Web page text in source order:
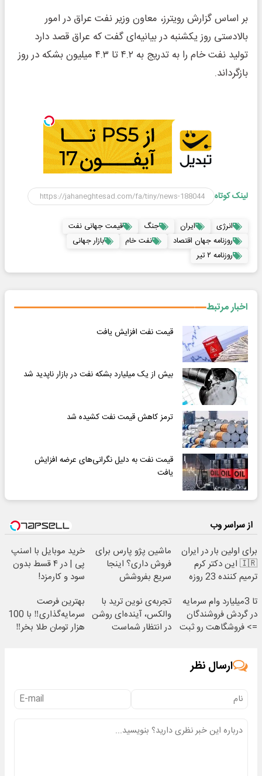
بر اساس گزارش رویترز، معاون وزیر نفت عراق در امور
بالادستی روز یکشنبه در بیانیه‌ای گفت که عراق قصد دارد
تولید نفت خام را به تدریج به ۴.۲ تا ۴.۳ میلیون بشکه در روز
بازگرداند.
لینک کوتاه
انرژی ایران جنگ
قیمت جهانی نفت
روزنامه جهان اقتصاد
نفت خام
بازار جهانی
روزنامه ۲ تیر
اخبار مرتبط
قیمت نفت افزایش یافت
بیش از یک میلیارد بشکه نفت در بازار ناپدید شد
ترمز کاهش قیمت نفت کشیده شد
قیمت نفت به دلیل نگرانی‌های عرضه افزایش
یافت
از سراسر وب
برای اولین بار در ایران
🇮🇷 این دکتر کرم
ترمیم کننده 23 روزه
ماشین پژو پارس برای
فروش داری؟ اینجا
سریع بفروشش
خرید موبایل با اسنپ
پی | در ۴ قسط بدون
سود و کارمزد!
تا 3میلیارد وام سرمایه
در گردش فروشندگان
=> فروشگاهت رو ثبت
تجربه‌ی نوین ترید با
والکس، آینده‌ای روشن
در انتظار شماست
بهترین فرصت
سرمایه‌گذاری‼️ با 100
هزار تومان طلا بخر‼️
ارسال نظر